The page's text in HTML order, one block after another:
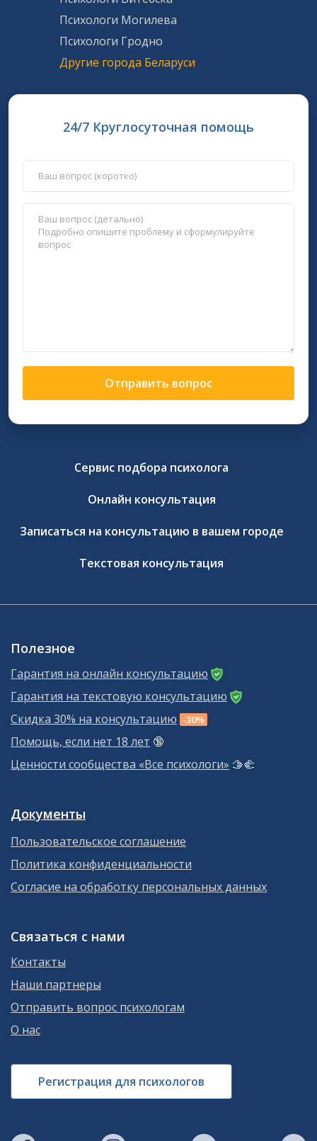
Психологи Могилева
Психологи Гродно
Другие города Беларуси
24/7 Круглосуточная помощь
Отправить вопрос
Сервис подбора психолога
Онлайн консультация
Записаться на консультацию в вашем городе
Текстовая консультация
Полезное
Гарантия на онлайн консультацию
Гарантия на текстовую консультацию
Скидка 30% на консультацию -30%
Помощь, если нет 18 лет 🔞
Ценности сообщества «Все психологи» 🫱‍🫲
Документы
Пользовательское соглашение
Политика конфиденциальности
Согласие на обработку персональных данных
Связаться с нами
Контакты
Наши партнеры
Отправить вопрос психологам
О нас
Регистрация для психологов